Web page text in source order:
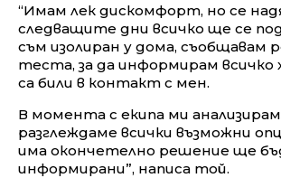
“Имам лек дискомфорт, но се
следващите дни всичко ще се
съм изолиран у дома, съобщавам
теста, за да информирам всичко
са били в контакт с мен.
В момента с екипа ми
разглеждаме всички възможни
има окончетелно решение ще
информирани”, написа той.